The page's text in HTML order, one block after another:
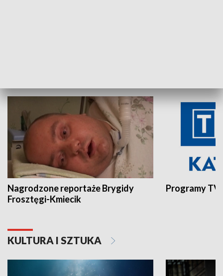
Nagrodzone reportaże Brygidy
Frosztęgi-Kmiecik
Programy
KULTURA I SZTUKA